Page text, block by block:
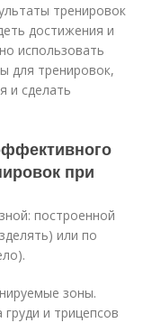
тренировок
достижения и
использовать
для тренировок,
и сделать
при
построенной
или по
зоны.
и трицепсов